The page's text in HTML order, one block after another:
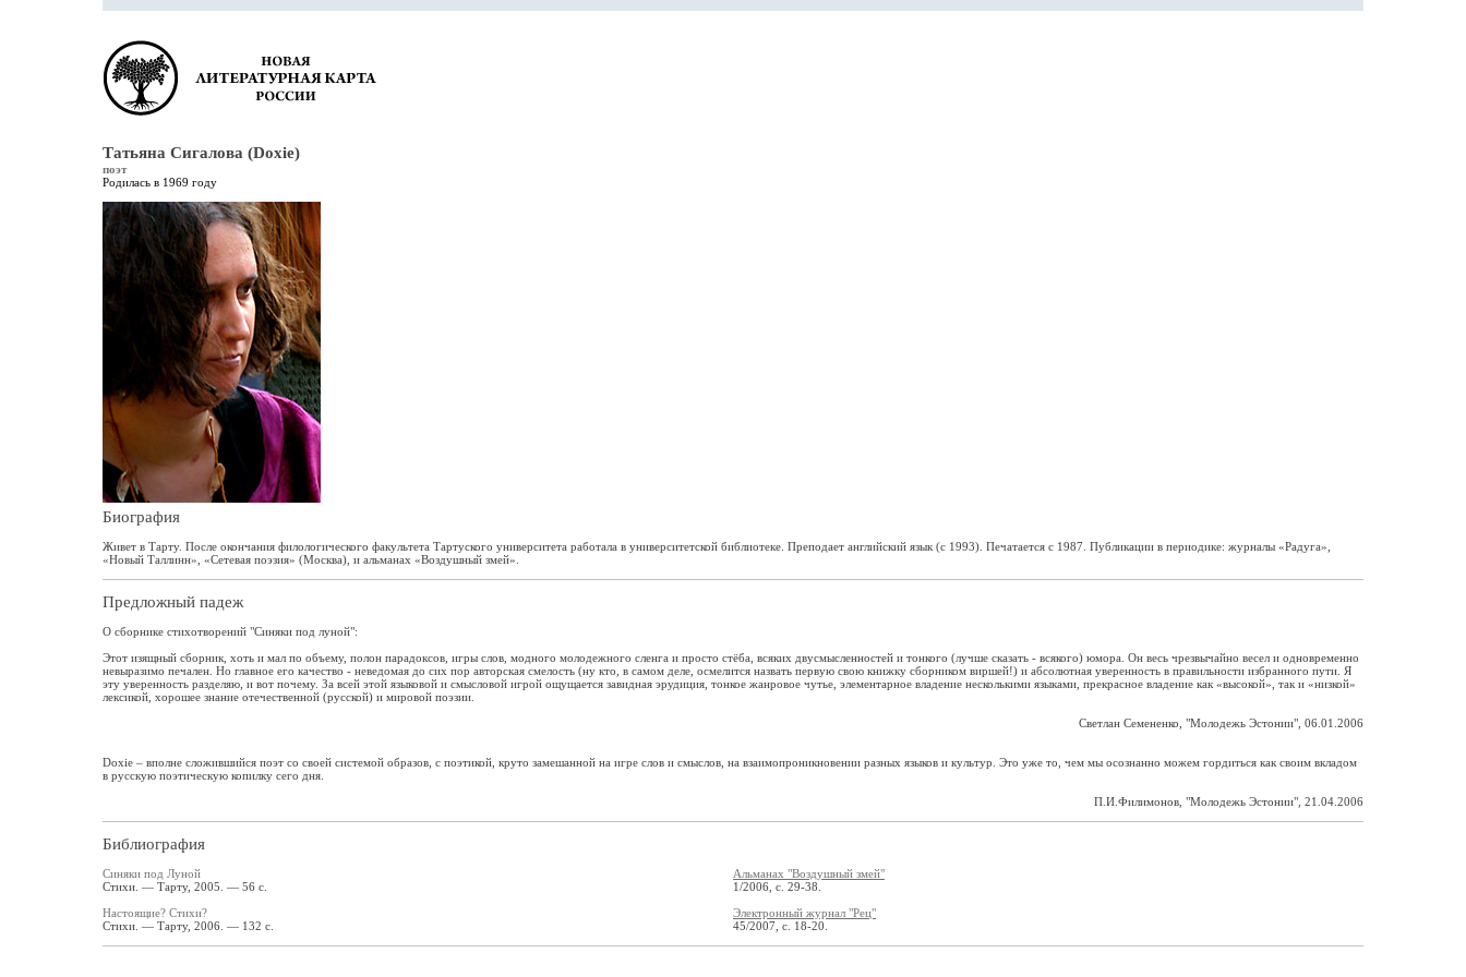
Татьяна Сигалова (Doxie)
поэт
Родилась в 1969 году
Биография
Живет в Тарту. После окончания филологического факультета Тартуского университета работала в университетской библиотеке. Преподает английский язык (с 1993). Печатается с 1987. Публикации в периодике: журналы «Радуга»,
«Новый Таллинн», «Сетевая поэзия» (Москва), и альманах «Воздушный змей».
Предложный падеж
О сборнике стихотворений "Синяки под луной":
Этот изящный сборник, хоть и мал по объему, полон парадоксов, игры слов, модного молодежного сленга и просто стёба, всяких двусмысленностей и тонкого (лучше сказать - всякого) юмора. Он весь чрезвычайно весел и одновременно
невыразимо печален. Но главное его качество - неведомая до сих пор авторская смелость (ну кто, в самом деле, осмелится назвать первую свою книжку сборником виршей!) и абсолютная уверенность в правильности избранного пути. Я
эту уверенность разделяю, и вот почему. За всей этой языковой и смысловой игрой ощущается завидная эрудиция, тонкое жанровое чутье, элементарное владение несколькими языками, прекрасное владение как «высокой», так и «низкой»
лексикой, хорошее знание отечественной (русской) и мировой поэзии.
Светлан Семененко, "Молодежь Эстонии", 06.01.2006
Doxie – вполне сложившийся поэт со своей системой образов, с поэтикой, круто замешанной на игре слов и смыслов, на взаимопроникновении разных языков и культур. Это уже то, чем мы осознанно можем гордиться как своим вкладом
в русскую поэтическую копилку сего дня.
П.И.Филимонов, "Молодежь Эстонии", 21.04.2006
Библиография
Синяки под Луной
Стихи. — Тарту, 2005. — 56 с.
Настоящие? Стихи?
Стихи. — Тарту, 2006. — 132 с.
Альманах "Воздушный змей"
1/2006, с. 29-38.
Электронный журнал "Рец"
45/2007, c. 18-20.